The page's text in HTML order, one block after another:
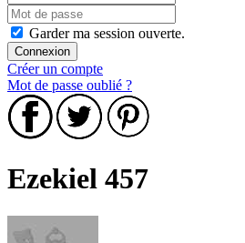
Garder ma session ouverte.
Créer un compte
Mot de passe oublié ?
Ezekiel 457